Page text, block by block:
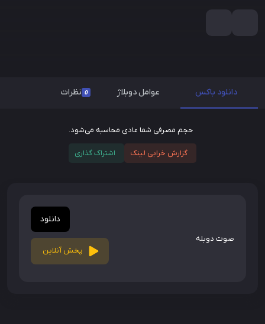
دانلود باکس عوامل دوبلاژ 0 نظرات
حجم مصرفی شما عادی محاسبه می‌شود.
گزارش خرابی لینک اشتراک گذاری
صوت دوبله
دانلود
پخش آنلاین